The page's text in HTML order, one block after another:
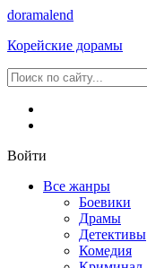
doramalend
Корейские дорамы
Войти
Все жанры
Боевики
Драмы
Детективы
Комедия